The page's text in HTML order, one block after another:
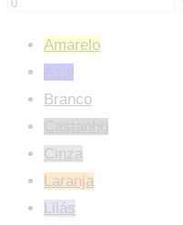
Amarelo
Azul
Branco
Cinza
Laranja
Lilás